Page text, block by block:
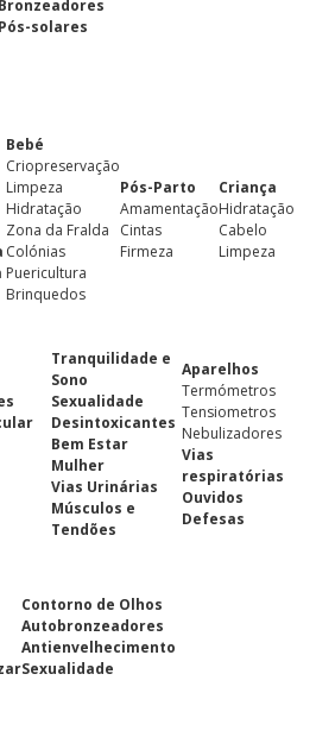
Bronzeadores
Pós-solares
Bebé
Criopreservação
Limpeza
Hidratação
Zona da Fralda
Colónias
Puericultura
Brinquedos
Pós-Parto
Amamentação
Cintas
Firmeza
Criança
Hidratação
Cabelo
Limpeza
Tranquilidade e
Sono
Sexualidade
Desintoxicantes
Bem Estar
Mulher
Vias Urinárias
Músculos e
Tendões
Aparelhos
Termómetros
Tensiometros
Nebulizadores
Vias
respiratórias
Ouvidos
Defesas
Contorno de Olhos
Autobronzeadores
Antienvelhecimento
Sexualidade